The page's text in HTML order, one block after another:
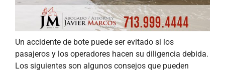
Un accidente de bote puede ser evitado si los
pasajeros y los operadores hacen su diligencia debida.
Los siguientes son algunos consejos que pueden